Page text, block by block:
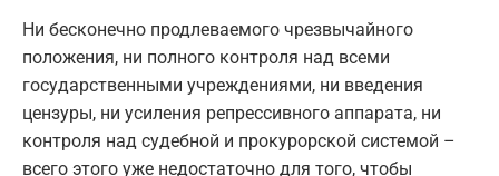
Ни бесконечно продлеваемого чрезвычайного
положения, ни полного контроля над всеми
государственными учреждениями, ни введения
цензуры, ни усиления репрессивного аппарата, ни
контроля над судебной и прокурорской системой –
всего этого уже недостаточно для того, чтобы